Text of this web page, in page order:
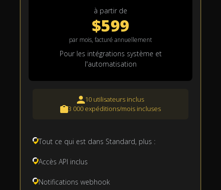
à partir de
$599
par mois, facturé annuellement
Pour les intégrations système et
l'automatisation
10 utilisateurs inclus
3 000 expéditions/mois incluses
Tout ce qui est dans Standard, plus :
Accès API inclus
Notifications webhook